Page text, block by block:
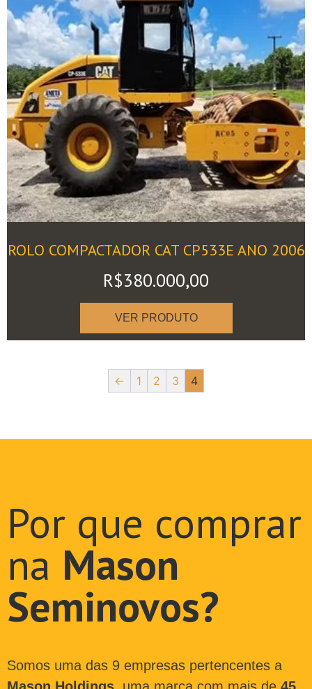
ROLO COMPACTADOR CAT CP533E ANO 2006
R$380.000,00
VER PRODUTO
← 1 2 3 4
Por que comprar
na Mason
Seminovos?
Somos uma das 9 empresas pertencentes a